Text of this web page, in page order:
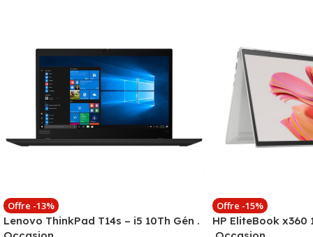
Offre -13%
Lenovo ThinkPad T14s – i5 10Th Gén .
Offre -15%
HP EliteBook x360